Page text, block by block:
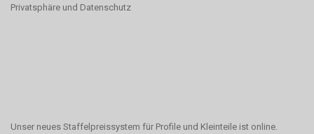
Privatsphäre und Datenschutz
Unser neues Staffelpreissystem für Profile und Kleinteile ist online.